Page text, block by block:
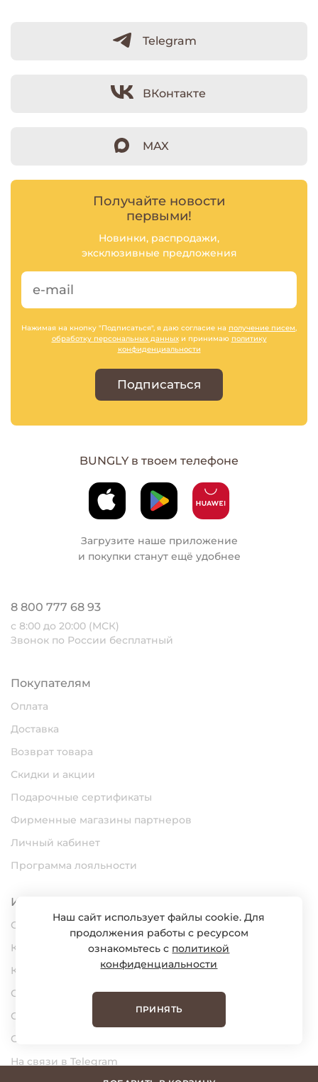
Telegram
ВКонтакте
MAX
Получайте новости
первыми!
Новинки, распродажи,
эксклюзивные предложения
Нажимая на кнопку "Подписаться", я даю согласие на получение писем,
обработку персональных данныхи принимаю политику
конфиденциальности
Подписаться
BUNGLY в твоем телефоне
Загрузите наше приложение
и покупки станут ещё удобнее
8 800 777 68 93
с 8:00 до 20:00 (МСК)
Звонок по России бесплатный
Покупателям
Оплата
Доставка
Возврат товара
Скидки и акции
Подарочные сертификаты
Фирменные магазины партнеров
Личный кабинет
Программа лояльности
Информация
О нас
Карьера
Контакты
Статьи
Сертификаты
Обратная связь
На связи в Telegram
Наш сайт использует файлы cookie. Для
продолжения работы с ресурсом
ознакомьтесь с политикой
конфиденциальности
ПРИНЯТЬ